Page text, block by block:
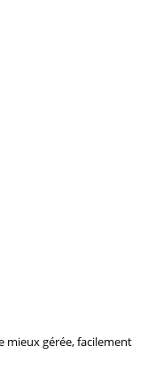
mieux gérée, facilement